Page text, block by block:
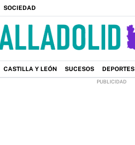
SOCIEDAD
CASTILLA Y LEÓN SUCESOS DEPORTES